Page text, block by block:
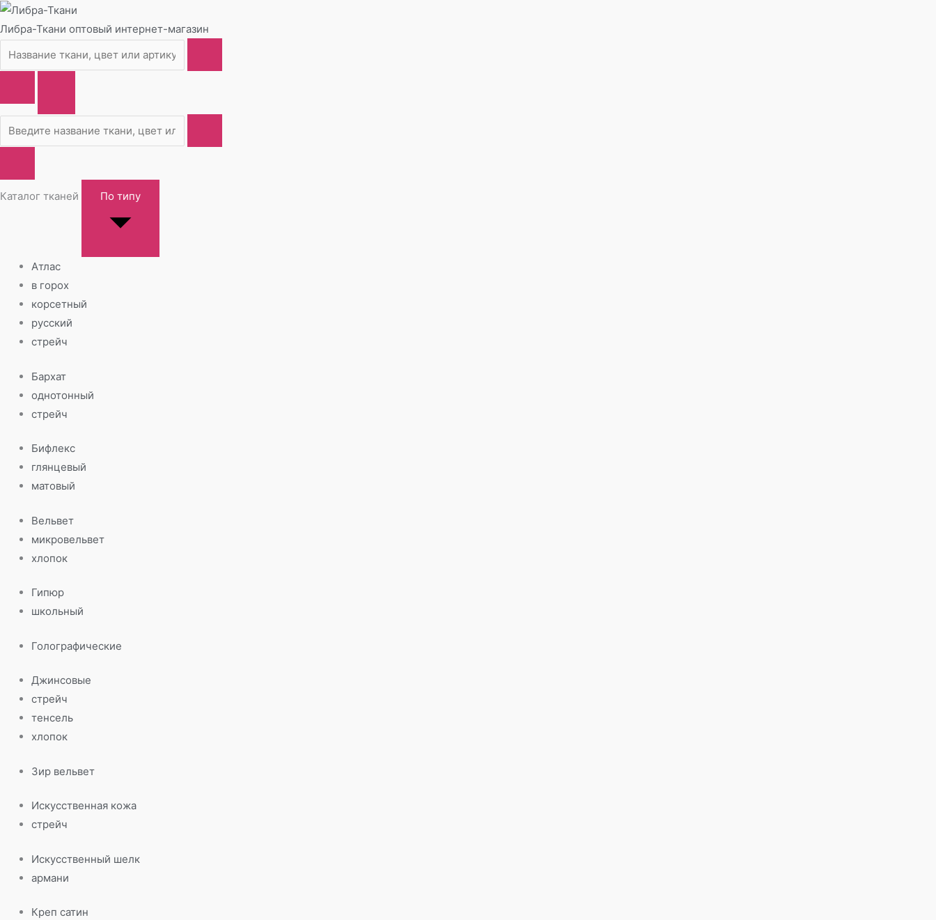
Либра-Ткани оптовый интернет-магазин
Каталог тканей По типу
Атлас
в горох
корсетный
русский
стрейч
Бархат
однотонный
стрейч
Бифлекс
глянцевый
матовый
Вельвет
микровельвет
хлопок
Гипюр
школьный
Голографические
Джинсовые
стрейч
тенсель
хлопок
Зир вельвет
Искусственная кожа
стрейч
Искусственный шелк
армани
Креп сатин